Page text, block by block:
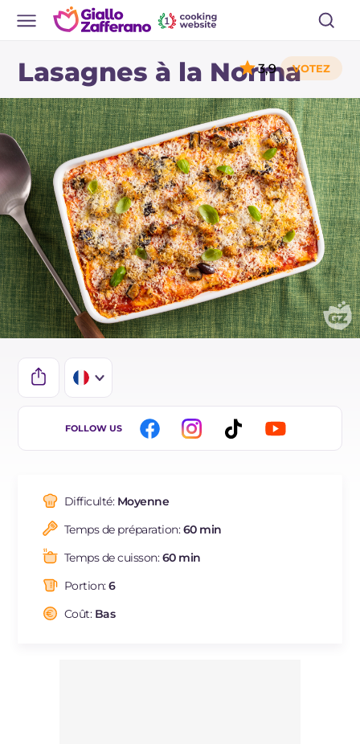
Lasagnes à la Norma
3,9
IT
ES
BR
NL
FOLLOW US
Difficulté: Moyenne
Temps de préparation:60 min
Temps de cuisson:60 min
Portion:6
Coût: Bas